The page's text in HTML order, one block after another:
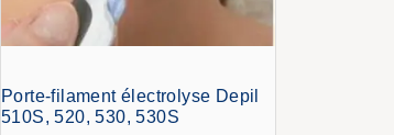
Porte-filament électrolyse Depil
510S, 520, 530, 530S